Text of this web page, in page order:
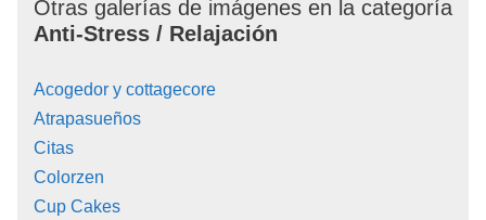
Otras galerías de imágenes en la categoría
Anti-Stress / Relajación
Acogedor y cottagecore
Atrapasueños
Citas
Colorzen
Cup Cakes